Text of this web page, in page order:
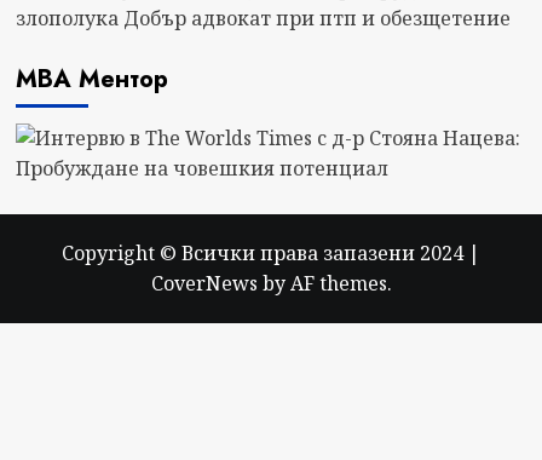
злополука Добър адвокат при птп и обезщетение
МВА Ментор
Copyright © Всички права запазени 2024 |
CoverNews by AF themes.